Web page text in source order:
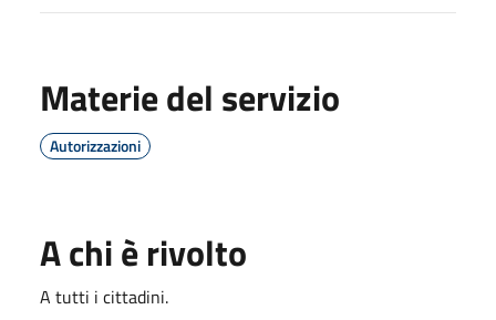
Materie del servizio
Autorizzazioni
A chi è rivolto
A tutti i cittadini.